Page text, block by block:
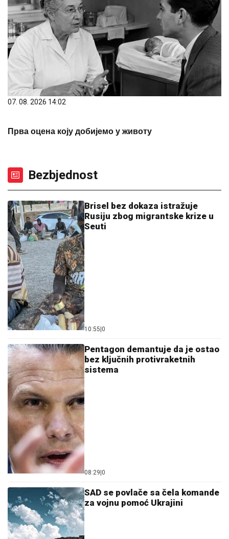
07. 08. 2026 14:02
Прва оцена коју добијемо у животу
Bezbjednost
Brisel bez dokaza istražuje
Rusiju zbog migrantske krize u
Seuti
10:55 0
Pentagon demantuje da je ostao
bez ključnih protivraketnih
sistema
08:29 0
SAD se povlače sa čela komande
za vojnu pomoć Ukrajini